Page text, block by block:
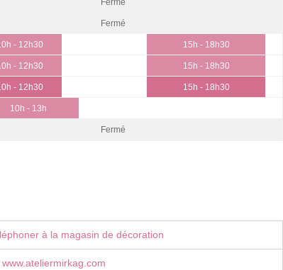
Fermé
Fermé
- 12h30 15h - 18h30
- 12h30 15h - 18h30
- 12h30 15h - 18h30
10h - 13h
Fermé
à la magasin de décoration
www.ateliermirkag.com